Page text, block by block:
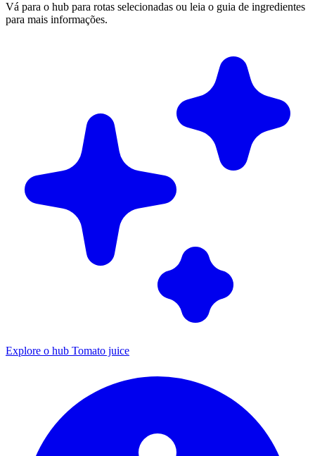
Vá para o hub para rotas selecionadas ou leia o guia de ingredientes
para mais informações.
Explore o hub Tomato juice